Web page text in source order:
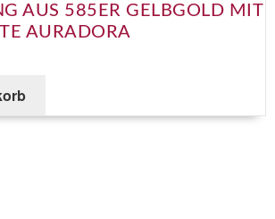
AUS 585ER GELBGOLD MIT
AURADORA